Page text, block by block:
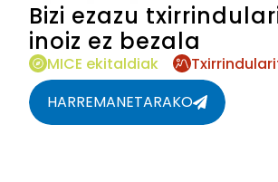
Bizi ezazu
inoiz ez bezala
MICE ekitaldiak
HARREMANETARAKO